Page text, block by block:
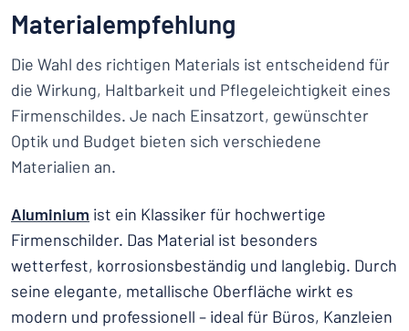
Materialempfehlung
Die Wahl des richtigen Materials ist entscheidend für
die Wirkung, Haltbarkeit und Pflegeleichtigkeit eines
Firmenschildes. Je nach Einsatzort, gewünschter
Optik und Budget bieten sich verschiedene
Materialien an.
Aluminium ist ein Klassiker für hochwertige
Firmenschilder. Das Material ist besonders
wetterfest, korrosionsbeständig und langlebig. Durch
seine elegante, metallische Oberfläche wirkt es
modern und professionell – ideal für Büros, Kanzleien